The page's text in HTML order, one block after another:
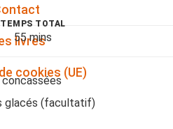
livres
cookies (UE)
TEMPS TOTAL
55 mins
glacés (facultatif)